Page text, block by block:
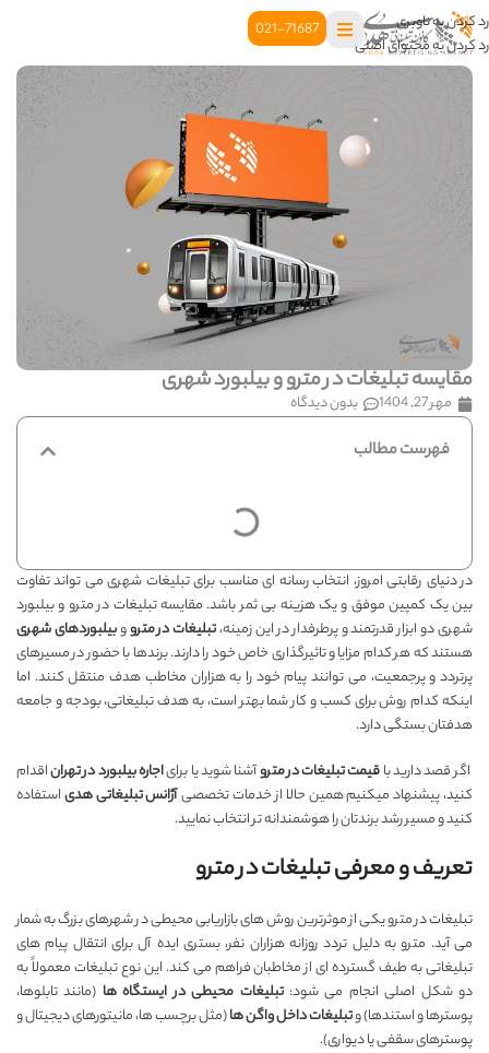
رد کردن به ناوبری
رد کردن به محتوای اصلی
021-71687
مقایسه تبلیغات در مترو و بیلبورد شهری
مهر 27, 1404 بدون دیدگاه
فهرست مطالب
در دنیای رقابتی امروز، انتخاب رسانه ای مناسب برای تبلیغات شهری می تواند تفاوت
بین یک کمپین موفق و یک هزینه بی ثمر باشد. مقایسه تبلیغات در مترو و بیلبورد
شهری دو ابزار قدرتمند و پرطرفدار در این زمینه،تبلیغات در مترووبیلبوردهای شهری
هستند که هر کدام مزایا و تاثیرگذاری خاص خود را دارند. برندها با حضور در مسیرهای
پرتردد و پرجمعیت، می توانند پیام خود را به هزاران مخاطب هدف منتقل کنند. اما
اینکه کدام روش برای کسب و کار شما بهتر است، به هدف تبلیغاتی، بودجه و جامعه
هدفتان بستگی دارد.
اگر قصد دارید باقیمت تبلیغات در متروآشنا شوید یا برایاجاره بیلبورد در تهراناقدام
کنید، پیشنهاد میکنیم همین حالا از خدمات تخصصیآژانس تبلیغاتی هدیاستفاده
کنید و مسیر رشد برندتان را هوشمندانه تر انتخاب نمایید.
تعریف و معرفی تبلیغات در مترو
تبلیغات در مترو یکی از موثرترین روش های بازاریابی محیطی در شهرهای بزرگ به شمار
می آید. مترو به دلیل تردد روزانه هزاران نفر، بستری ایده آل برای انتقال پیام های
تبلیغاتی به طیف گسترده ای از مخاطبان فراهم می کند. این نوع تبلیغات معمولاً به
دو شکل اصلی انجام می شود:تبلیغات محیطی در ایستگاه ها (مانند تابلوها،
پوسترها و استندها) وتبلیغات داخل واگن ها(مثل برچسب ها، مانیتورهای دیجیتال و
پوسترهای سقفی یا دیواری).